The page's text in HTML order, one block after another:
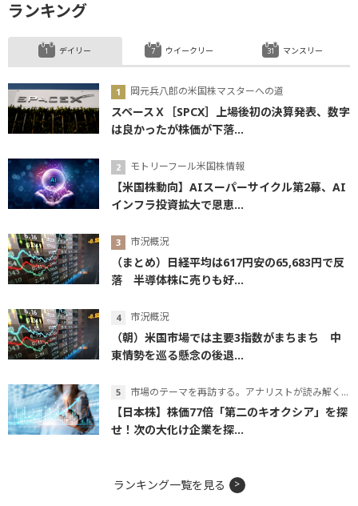
ランキング
デイリー
岡元兵八郎の米国株マスターへの道
スペースＸ［SPCX］上場後初の決算発表、数字
は良かったが株価が下落...
モトリーフール米国株情報
【米国株動向】AIスーパーサイクル第2幕、AI
インフラ投資拡大で恩恵...
市況概況
（まとめ）日経平均は617円安の65,683円で反
落 半導体株に売りも好...
市況概況
（朝）米国市場では主要3指数がまちまち 中
東情勢を巡る懸念の後退...
市場のテーマを再訪する。アナリストが読み解くテーマの本質
【日本株】株価77倍「第二のキオクシア」を探
せ！次の大化け企業を探...
ウイークリー マンスリー
ランキング一覧を見る